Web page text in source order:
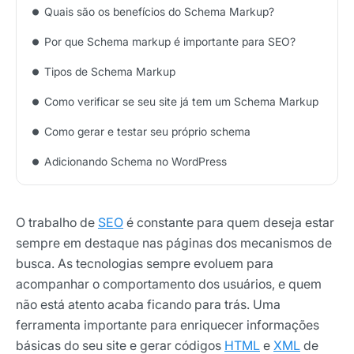
Quais são os benefícios do Schema Markup?
Por que Schema markup é importante para SEO?
Tipos de Schema Markup
Como verificar se seu site já tem um Schema Markup
Como gerar e testar seu próprio schema
Adicionando Schema no WordPress
O trabalho de SEO é constante para quem deseja estar
sempre em destaque nas páginas dos mecanismos de
busca. As tecnologias sempre evoluem para
acompanhar o comportamento dos usuários, e quem
não está atento acaba ficando para trás. Uma
ferramenta importante para enriquecer informações
básicas do seu site e gerar códigos HTML e XML de